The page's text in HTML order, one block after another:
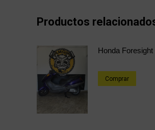
Productos
Honda Foresight
Comprar